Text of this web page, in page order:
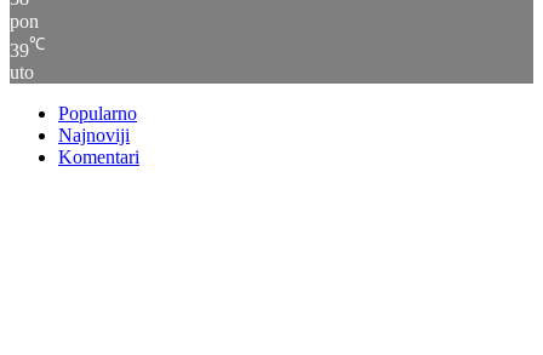
pon
39℃
uto
Popularno
Najnoviji
Komentari